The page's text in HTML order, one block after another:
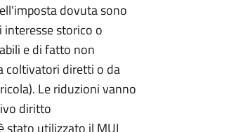
dovuta sono
storico o
e di fatto non
coltivatori diretti o da
Le riduzioni vanno
diritto
stato utilizzato il MUI